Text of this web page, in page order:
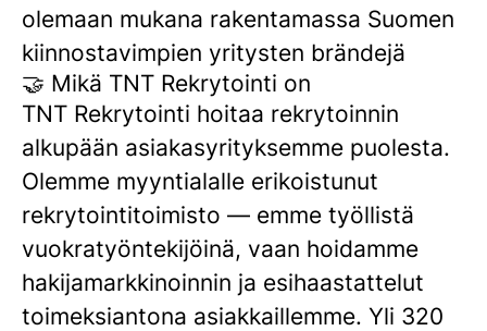
olemaan mukana rakentamassa Suomen
kiinnostavimpien yritysten brändejä
🤝 Mikä TNT Rekrytointi on
TNT Rekrytointi hoitaa rekrytoinnin
alkupään asiakasyrityksemme puolesta.
Olemme myyntialalle erikoistunut
rekrytointitoimisto — emme työllistä
vuokratyöntekijöinä, vaan hoidamme
hakijamarkkinoinnin ja esihaastattelut
toimeksiantona asiakkaillemme. Yli 320